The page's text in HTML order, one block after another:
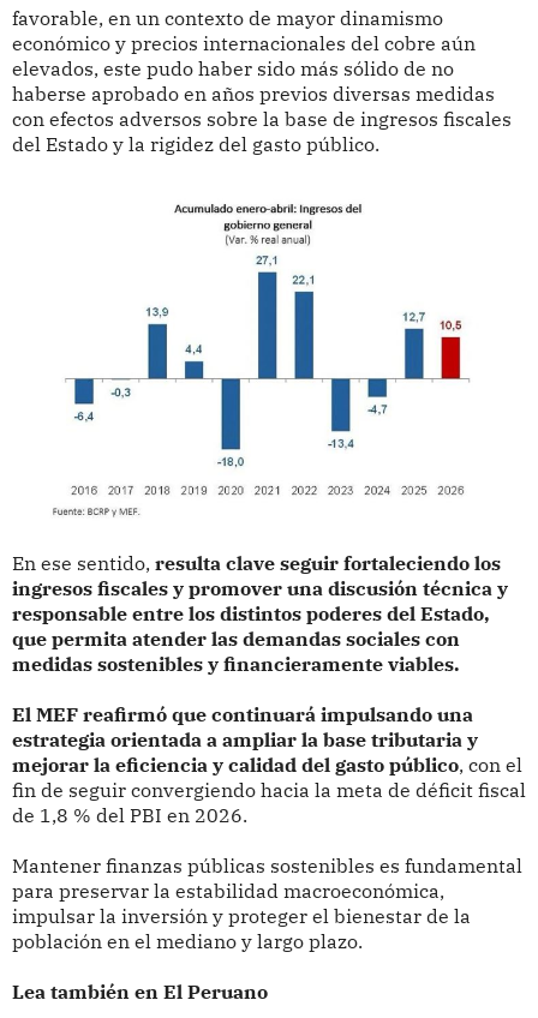
favorable, en un contexto de mayor dinamismo
económico y precios internacionales del cobre aún
elevados, este pudo haber sido más sólido de no
haberse aprobado en años previos diversas medidas
con efectos adversos sobre la base de ingresos fiscales
del Estado y la rigidez del gasto público.
En ese sentido, resulta clave seguir fortaleciendo los
ingresos fiscales y promover una discusión técnica y
responsable entre los distintos poderes del Estado,
que permita atender las demandas sociales con
medidas sostenibles y financieramente viables.
El MEF reafirmó que continuará impulsando una
estrategia orientada a ampliar la base tributaria y
mejorar la eficiencia y calidad del gasto público, con el
fin de seguir convergiendo hacia la meta de déficit fiscal
de 1,8 % del PBI en 2026.
Mantener finanzas públicas sostenibles es fundamental
para preservar la estabilidad macroeconómica,
impulsar la inversión y proteger el bienestar de la
población en el mediano y largo plazo.
Lea también en El Peruano